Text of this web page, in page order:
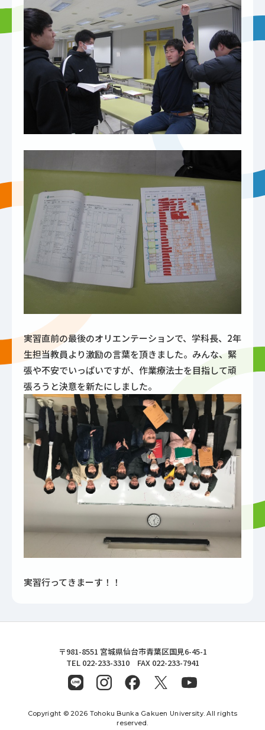
実習直前の最後のオリエンテーションで、学科長、2年
生担当教員より激励の言葉を頂きました。みんな、緊
張や不安でいっぱいですが、作業療法士を目指して頑
張ろうと決意を新たにしました。
実習行ってきまーす！！
東北文化学園大学
〒981-8551 宮城県仙台市青葉区国見6-45-1
TEL 022-233-3310 FAX 022-233-7941
Copyright © 2026 Tohoku Bunka Gakuen University. All rights
reserved.